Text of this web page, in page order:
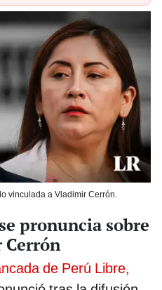
vinculada a Vladimir Cerrón.
pronuncia sobre
de Perú Libre,